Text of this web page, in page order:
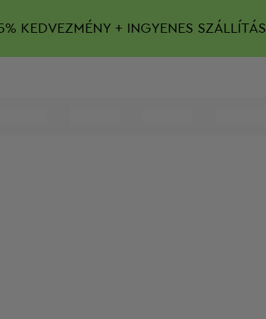
KEDVEZMÉNY + INGYENES SZÁLLÍTÁS